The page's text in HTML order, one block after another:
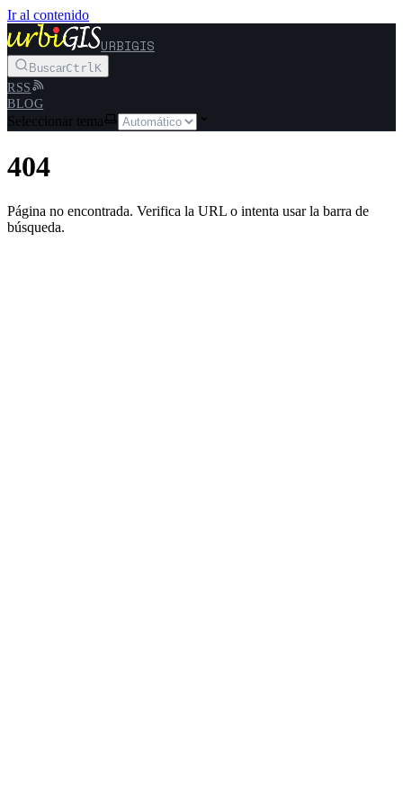
Ir al contenido
URBIGIS
BuscarCtrlK
RSS
BLOG
Seleccionar tema
404
Página no encontrada. Verifica la URL o intenta usar la barra de
búsqueda.